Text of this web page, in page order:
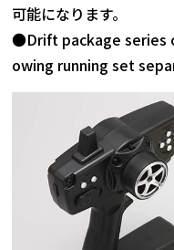
可能になります。
●Drift package series
owing running set